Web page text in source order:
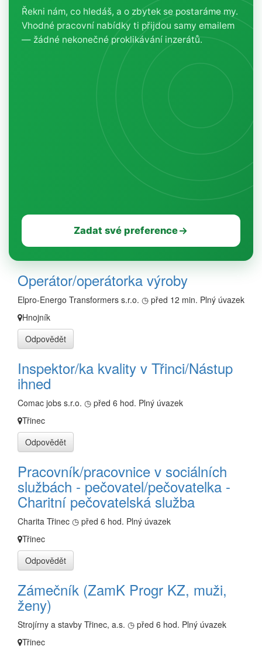
Řekni nám, co hledáš, a o zbytek se postaráme my.
Vhodné pracovní nabídky ti přijdou samy emailem
— žádné nekonečné proklikávání inzerátů.
Zadat své preference
Operátor/operátorka výroby
Elpro-Energo Transformers s.r.o. ◷ před 12 min. Plný úvazek
Hnojník
Odpovědět
Inspektor/ka kvality v Třinci/Nástup
ihned
Comac jobs s.r.o. ◷ před 6 hod. Plný úvazek
Třinec
Odpovědět
Pracovník/pracovnice v sociálních
službách - pečovatel/pečovatelka -
Charitní pečovatelská služba
Charita Třinec ◷ před 6 hod. Plný úvazek
Třinec
Odpovědět
Zámečník (ZamK Progr KZ, muži,
ženy)
Strojírny a stavby Třinec, a.s. ◷ před 6 hod. Plný úvazek
Třinec